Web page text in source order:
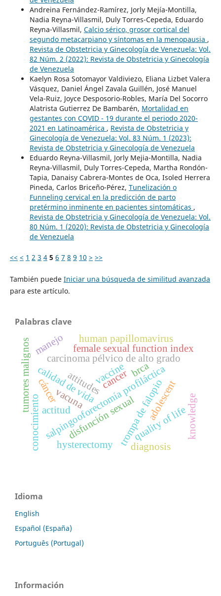
Andreina Fernández-Ramírez, Jorly Mejía-Montilla,
Nadia Reyna-Villasmil, Duly Torres-Cepeda, Eduardo
Reyna-Villasmil, Calcio sérico, grosor cortical del
segundo metacarpiano y síntomas en la menopausia ,
Revista de Obstetricia y Ginecología de Venezuela: Vol.
82 Núm. 2 (2022): Revista de Obstetricia y Ginecología
de Venezuela
Kaelyn Rosa Sotomayor Valdiviezo, Eliana Lizbet Valera
Vásquez, Daniel Ángel Zavala Guillén, José Manuel
Vela-Ruiz, Joyce Desposorio-Robles, María Del Socorro
Alatrista Gutierrez De Bambarén, Mortalidad en
gestantes con COVID - 19 durante el periodo 2020-
2021 en Latinoamérica , Revista de Obstetricia y
Ginecología de Venezuela: Vol. 83 Núm. 1 (2023):
Revista de Obstetricia y Ginecología de Venezuela
Eduardo Reyna-Villasmil, Jorly Mejia-Montilla, Nadia
Reyna-Villasmil, Duly Torres-Cepeda, Martha Rondón-
Tapia, Danaisy Cabrera-Montes de Oca, Isoled Herrera
Pineda, Carlos Briceño-Pérez, Tunelización o
Funneling cervical en la predicción de parto
pretérmino inminente en pacientes sintomáticas ,
Revista de Obstetricia y Ginecología de Venezuela: Vol.
80 Núm. 1 (2020): Revista de Obstetricia y Ginecología
de Venezuela
<< < 1 2 3 4 5 6 7 8 9 10 > >>
También puede Iniciar una búsqueda de similitud avanzada
para este artículo.
Palabras clave
brca
salpingooforectomía profiláctica
carcinoma pélvico de alto grado
trompa de falopio
calidad de vida
disfunción sexualquality of life
female sexual function index
vacuna
conocimiento actitud
human papillomavirus
vaccine
knowledge
attitudes adolescent
hysterectomy diagnosis
tumores malignos cáncer
manejo
cancer
Idioma
English
Español (España)
Português (Portugal)
Información